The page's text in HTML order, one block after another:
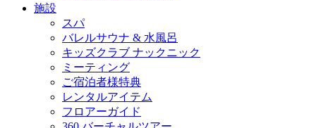
施設
スパ
バレルサウナ & 水風呂
キッズクラブ ナックニック
ミーティング
ご宿泊者様特典
レンタルアイテム
フロアーガイド